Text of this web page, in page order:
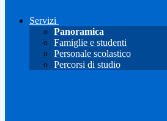
Servizi
Panoramica
Famiglie e studenti
Personale scolastico
Percorsi di studio